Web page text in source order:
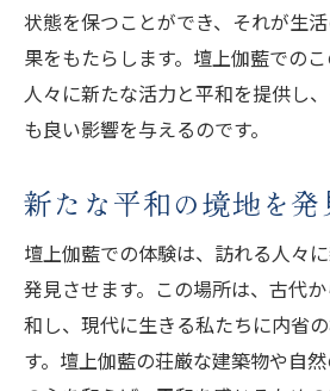
状態を保つことができ、それが生
果をもたらします。壇上伽藍での
人々に新たな活力と平和を提供し
も良い影響を与えるのです。
新たな平和の境地を発
壇上伽藍での体験は、訪れる人々
発見させます。この場所は、古代
和し、現代に生きる私たちに内省
す。壇上伽藍の荘厳な建築物や自